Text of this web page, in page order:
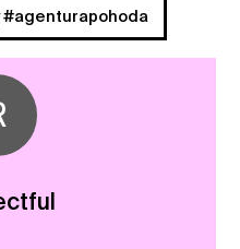
#agenturapohoda